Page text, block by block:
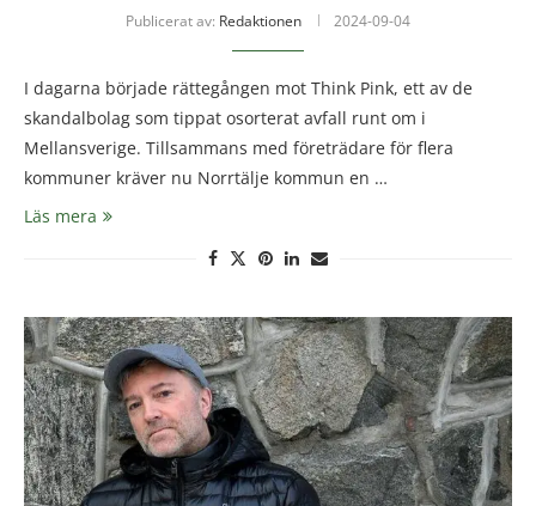
Publicerat av: Redaktionen 2024-09-04
I dagarna började rättegången mot Think Pink, ett av de
skandalbolag som tippat osorterat avfall runt om i
Mellansverige. Tillsammans med företrädare för flera
kommuner kräver nu Norrtälje kommun en …
Läs mera